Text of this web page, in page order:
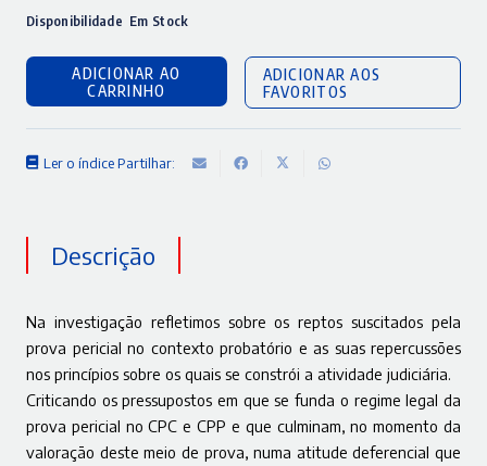
preço
original
era:
29,90 €.
preço
atual
é:
26,91 €.
Disponibilidade Em Stock
ADICIONAR AO
CARRINHO
ADICIONAR AOS
FAVORITOS
Ler o índice Partilhar:
Descrição
Na investigação refletimos sobre os reptos suscitados pela
prova pericial no contexto probatório e as suas repercussões
nos princípios sobre os quais se constrói a atividade judiciária.
Criticando os pressupostos em que se funda o regime legal da
prova pericial no CPC e CPP e que culminam, no momento da
valoração deste meio de prova, numa atitude deferencial que